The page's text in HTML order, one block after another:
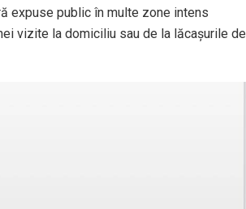
expuse public în multe zone intens
vizite la domiciliu sau de la lăcașurile de